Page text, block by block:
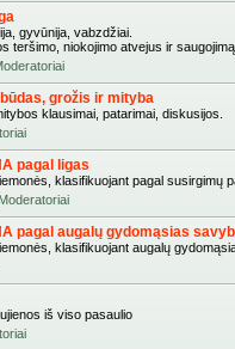
gyvūnija, vabzdžiai.
teršimo, niokojimo atvejus ir
grožis ir mityba
klausimai, patarimai, diskusijos.
pagal ligas
klasifikuojant pagal susirgimų
Moderatoriai
pagal augalų gydomąsias
klasifikuojant augalų
iš viso pasaulio